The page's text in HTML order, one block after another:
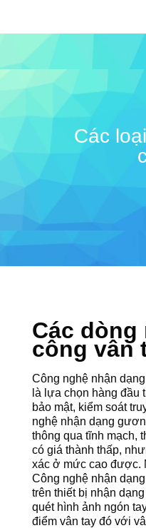
Các
Các dòng
công vân
Công nghệ nhận
là lựa chọn hàng đầu
bảo mật, kiểm soát
nghệ nhận dạng
thông qua tĩnh mạch,
có giá thành thấp,
xác ở mức cao được.
Công nghệ nhận
trên thiết bị nhận
quét hình ảnh ngón
điểm vân tay đó với